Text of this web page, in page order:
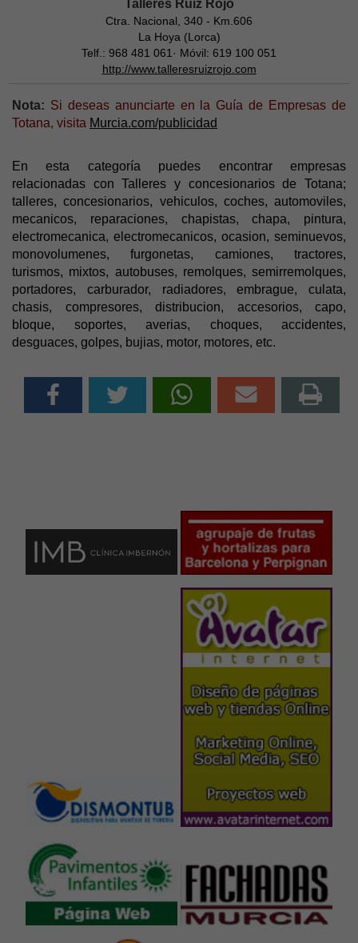
Talleres Ruiz Rojo
Ctra. Nacional, 340 - Km.606
La Hoya (Lorca)
Telf.: 968 481 061· Móvil: 619 100 051
http://www.talleresruizrojo.com
Nota: Si deseas anunciarte en la Guía de Empresas de
Totana, visita Murcia.com/publicidad
En esta categoría puedes encontrar empresas
relacionadas con Talleres y concesionarios de Totana;
talleres, concesionarios, vehiculos, coches, automoviles,
mecanicos, reparaciones, chapistas, chapa, pintura,
electromecanica, electromecanicos, ocasion, seminuevos,
monovolumenes, furgonetas, camiones, tractores,
turismos, mixtos, autobuses, remolques, semirremolques,
portadores, carburador, radiadores, embrague, culata,
chasis, compresores, distribucion, accesorios, capo,
bloque, soportes, averias, choques, accidentes,
desguaces, golpes, bujias, motor, motores, etc.